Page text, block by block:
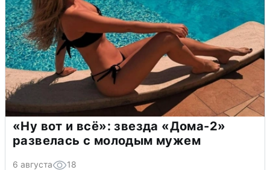
«Ну вот и всё»: звезда «Дома-2»
развелась с молодым мужем
6 августа 18